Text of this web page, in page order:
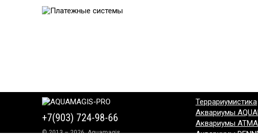
+7(903) 724-98-66
© 2013 – 2026, Aquamagis
Террариумистика
Аквариумы
Аквариумы